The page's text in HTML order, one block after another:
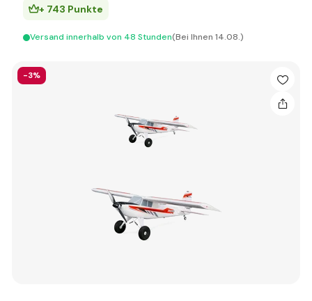
+ 743 Punkte
Versand innerhalb von 48 Stunden(Bei Ihnen 14.08.)
-3%